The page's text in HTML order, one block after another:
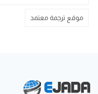
موقع ترجمة معتمد